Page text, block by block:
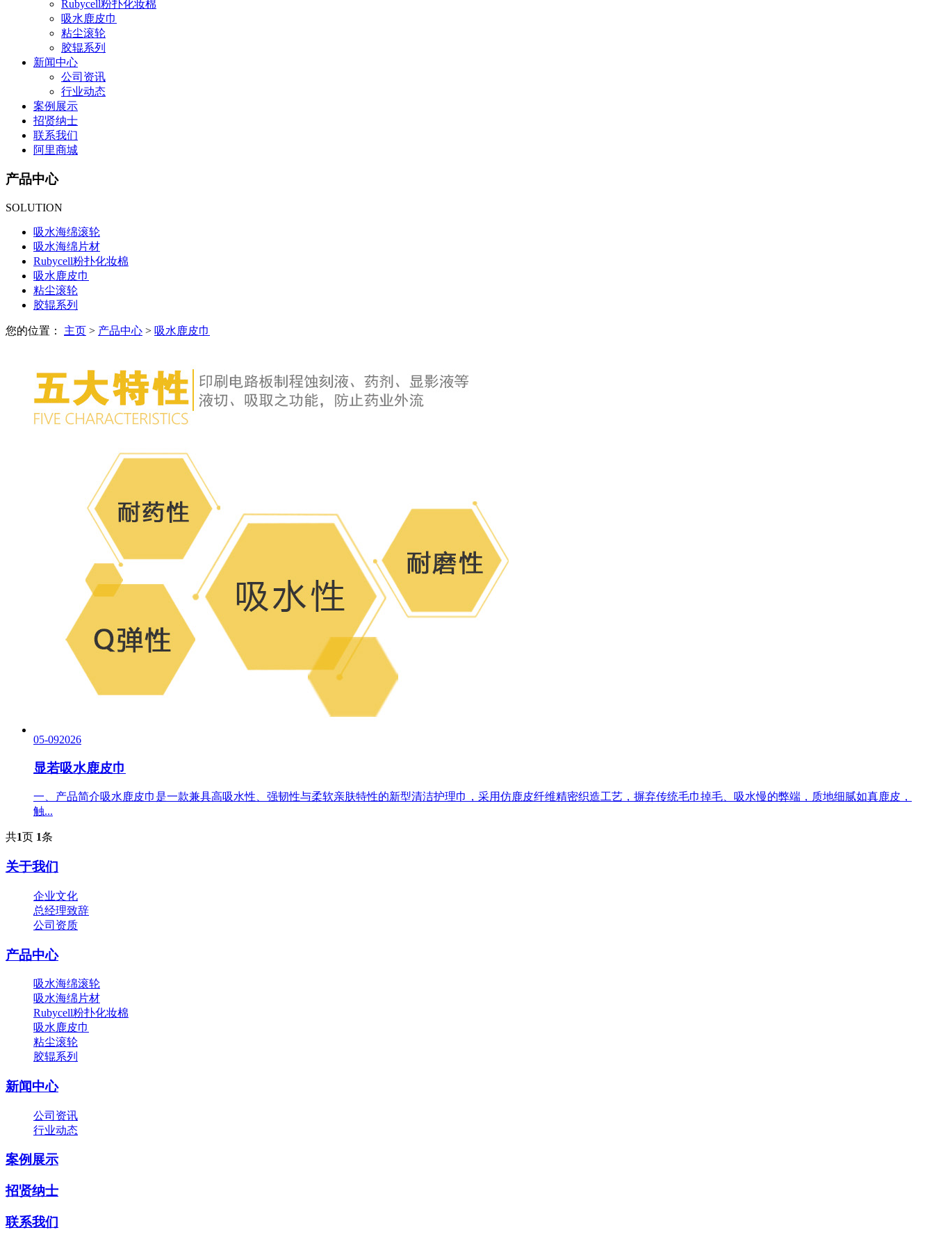
Rubycell粉扑化妆棉
吸水鹿皮巾
粘尘滚轮
胶辊系列
新闻中心
公司资讯
行业动态
案例展示
招贤纳士
联系我们
阿里商城
产品中心
SOLUTION
吸水海绵滚轮
吸水海绵片材
Rubycell粉扑化妆棉
吸水鹿皮巾
粘尘滚轮
胶辊系列
您的位置： 主页 > 产品中心 > 吸水鹿皮巾
05-092026
显若吸水鹿皮巾
一、产品简介吸水鹿皮巾是一款兼具高吸水性、强韧性与柔软亲肤特性的新型清洁护理巾，采用仿鹿皮纤维精密织造工艺，摒弃传统毛巾掉毛、吸水慢的弊端，质地细腻如真鹿皮，
触...
共1页 1条
关于我们
企业文化
总经理致辞
公司资质
产品中心
吸水海绵滚轮
吸水海绵片材
Rubycell粉扑化妆棉
吸水鹿皮巾
粘尘滚轮
胶辊系列
新闻中心
公司资讯
行业动态
案例展示
招贤纳士
联系我们